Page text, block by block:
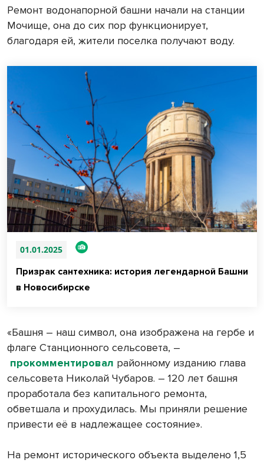
Ремонт водонапорной башни начали на станции
Мочище, она до сих пор функционирует,
благодаря ей, жители поселка получают воду.
01.01.2025
Призрак сантехника: история легендарной Башни
в Новосибирске
«Башня – наш символ, она изображена на гербе и
флаге Станционного сельсовета, –
прокомментировал районному изданию глава
сельсовета Николай Чубаров. – 120 лет башня
проработала без капитального ремонта,
обветшала и прохудилась. Мы приняли решение
привести её в надлежащее состояние».
На ремонт исторического объекта выделено 1,5